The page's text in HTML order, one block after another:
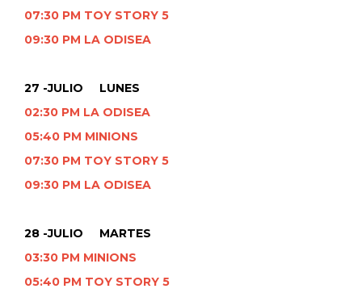
07:30 PM TOY STORY 5
09:30 PM LA ODISEA
27 -JULIO LUNES
02:30 PM LA ODISEA
05:40 PM MINIONS
07:30 PM TOY STORY 5
09:30 PM LA ODISEA
28 -JULIO MARTES
03:30 PM MINIONS
05:40 PM TOY STORY 5